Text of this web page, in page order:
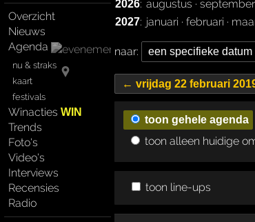
Overzicht
Nieuws
Agenda
nu & straks
kaart
festivals
WinactiesWIN
Trends
Foto's
Video's
Interviews
Recensies
Radio
2026: augustus · september
2027: januari · februari ·
naar:
← vrijdag 22 februari
toon gehele agenda
toon alleen huidige
toon line-ups